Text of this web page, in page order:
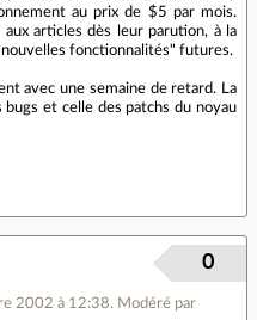
au prix de $5 par mois.
aux articles dès leur parution, à la
fonctionnalités" futures.
avec une semaine de retard. La
bugs et celle des patchs du noyau
2002 à 12:38. Modéré par
0